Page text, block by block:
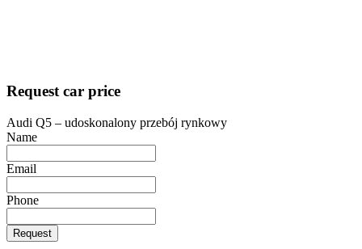
Request car price
Audi Q5 – udoskonalony przebój rynkowy
Name
Email
Phone
Request